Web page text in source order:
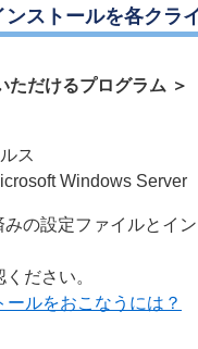
ンストールを各クラ
ただけるプログラム ＞
ス
Windows Server
の設定ファイルとイ
ださい。
ールをおこなうには？